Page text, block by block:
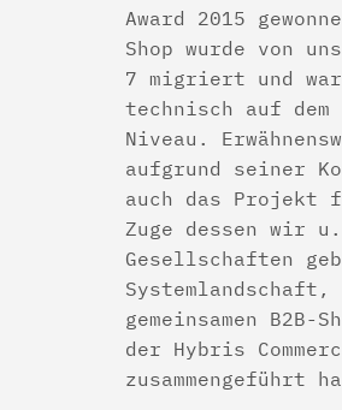
Award 2015
Shop wurde von
7 migriert und
technisch auf dem
Niveau.
aufgrund seiner
auch das Projekt
Zuge dessen wir
Gesellschaften
Systemlandschaft,
gemeinsamen B2B-
der Hybris
zusammengeführt